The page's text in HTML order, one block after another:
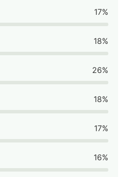
17%
18%
26%
18%
17%
16%